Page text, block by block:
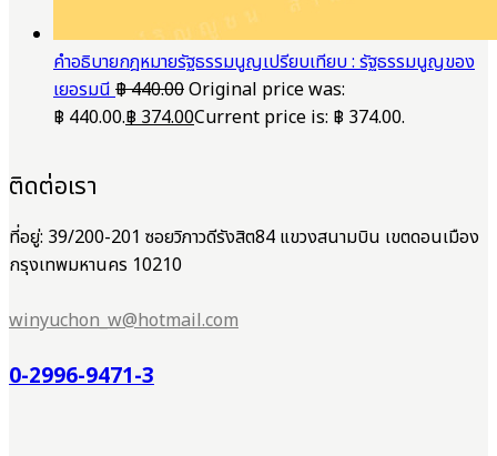
คำอธิบายกฎหมายรัฐธรรมนูญเปรียบเทียบ : รัฐธรรมนูญของ
เยอรมนี฿440.00Original price was:
฿ 440.00.฿374.00Current price is: ฿ 374.00.
ติดต่อเรา
ที่อยู่: 39/200-201 ซอยวิภาวดีรังสิต84 แขวงสนามบิน เขตดอนเมือง
กรุงเทพมหานคร 10210
winyuchon_w@hotmail.com
0-2996-9471-3